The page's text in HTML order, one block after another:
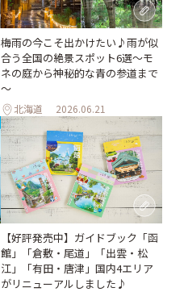
梅雨の今こそ出かけたい♪雨が似
合う全国の絶景スポット6選～モ
ネの庭から神秘的な青の参道まで
～
北海道 2026.06.21
【好評発売中】ガイドブック「函
館」「倉敷・尾道」「出雲・松
江」「有田・唐津」国内4エリア
がリニューアルしました♪